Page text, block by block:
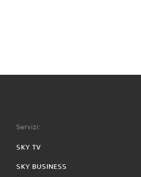
Servizi:
SKY TV
SKY BUSINESS